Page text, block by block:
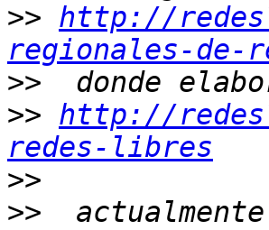
>> http://
regionales-de-
>>
>> http://
redes-libres
>>
>>